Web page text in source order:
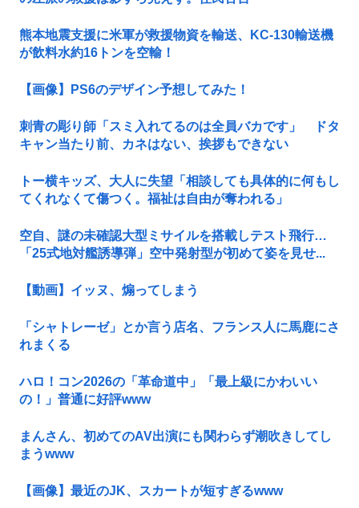
熊本地震支援に米軍が救援物資を輸送、KC-130輸送機
が飲料水約16トンを空輸！
【画像】PS6のデザイン予想してみた！
刺青の彫り師「スミ入れてるのは全員バカです」 ドタ
キャン当たり前、カネはない、挨拶もできない
トー横キッズ、大人に失望「相談しても具体的に何もし
てくれなくて傷つく。福祉は自由が奪われる」
空自、謎の未確認大型ミサイルを搭載しテスト飛行…
「25式地対艦誘導弾」空中発射型が初めて姿を見せ...
【動画】イッヌ、煽ってしまう
「シャトレーゼ」とか言う店名、フランス人に馬鹿にさ
れまくる
ハロ！コン2026の「革命道中」「最上級にかわいい
の！」普通に好評www
まんさん、初めてのAV出演にも関わらず潮吹きしてし
まうwww
【画像】最近のJK、スカートが短すぎるwww